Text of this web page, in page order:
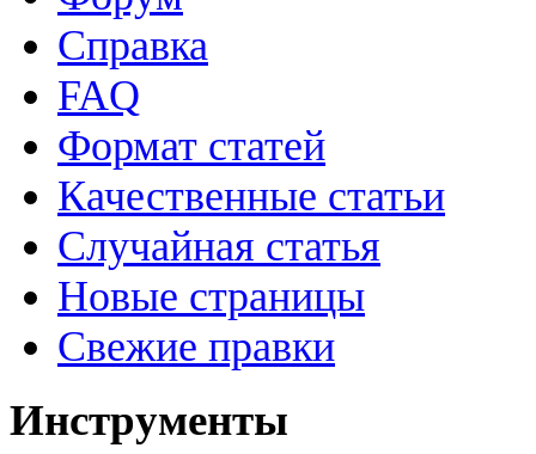
Справка
FAQ
Формат статей
Качественные статьи
Случайная статья
Новые страницы
Свежие правки
Инструменты